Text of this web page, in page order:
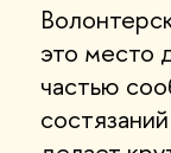
это место
частью